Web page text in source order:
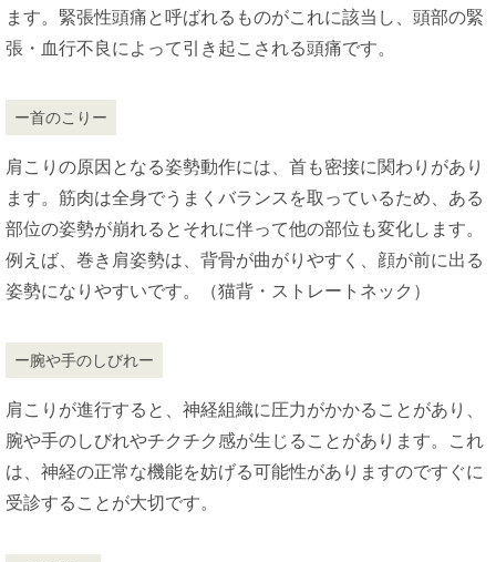
ます。緊張性頭痛と呼ばれるものがこれに該当し、頭部の緊
張・血行不良によって引き起こされる頭痛です。
ー首のこりー
肩こりの原因となる姿勢動作には、首も密接に関わりがあり
ます。筋肉は全身でうまくバランスを取っているため、ある
部位の姿勢が崩れるとそれに伴って他の部位も変化します。
例えば、巻き肩姿勢は、背骨が曲がりやすく、顔が前に出る
姿勢になりやすいです。（猫背・ストレートネック）
ー腕や手のしびれー
肩こりが進行すると、神経組織に圧力がかかることがあり、
腕や手のしびれやチクチク感が生じることがあります。これ
は、神経の正常な機能を妨げる可能性がありますのですぐに
受診することが大切です。